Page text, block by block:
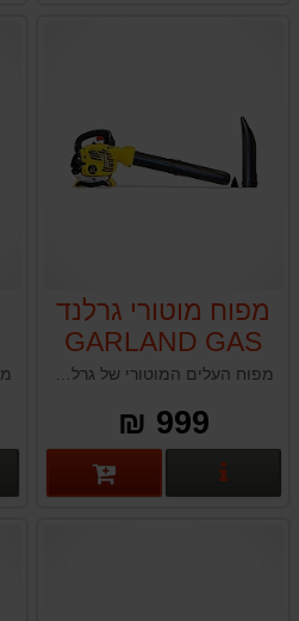
מפוח מוטורי גרלנד
GARLAND GAS
500 G-V18
999 ₪
פרטים נוספים